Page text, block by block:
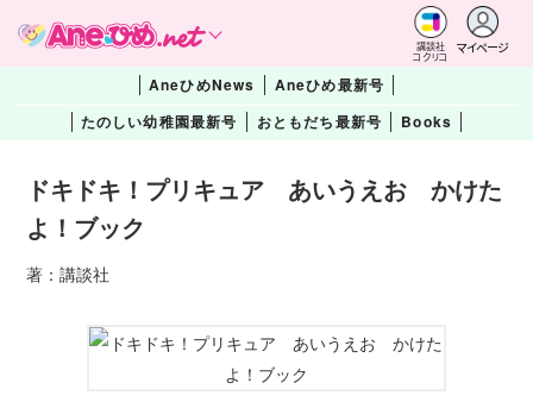
講談社
コクリコ
マイページ
AneひめNews
Aneひめ最新号
たのしい幼稚園最新号
おともだち最新号 Books
ドキドキ！プリキュア あいうえお かけた
よ！ブック
著：講談社